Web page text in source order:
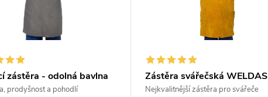
zástěra - odolná bavlna
prodyšnost a pohodlí
Zástěra svářečská WELDAS
Nejkvalitnější zástěra pro svářeče